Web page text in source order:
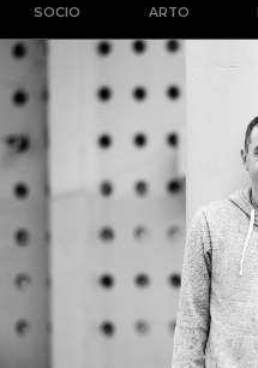
SOCIO ARTO